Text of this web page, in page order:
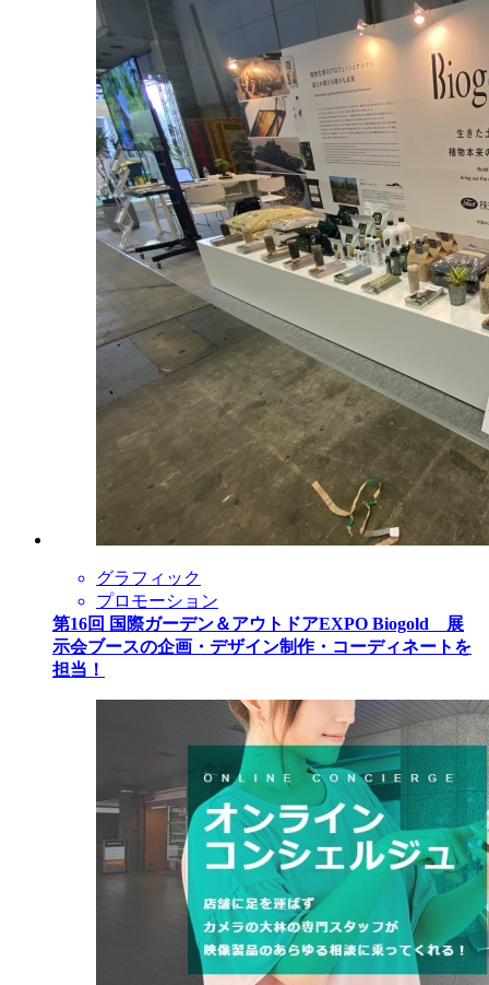
グラフィック
プロモーション
第16回 国際ガーデン＆アウトドアEXPO Biogold 展
示会ブースの企画・デザイン制作・コーディネートを
担当！